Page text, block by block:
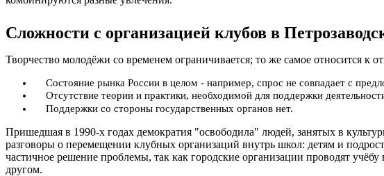
Сложности с организацией клубов в
Творчество молодёжи со временем ограничивается; то же самое относится к
Состояние рынка России в целом - например, спрос не совпадает с
Отсутствие теории и практики, необходимой для поддержки
Поддержки со стороны государственных органов нет.
Пришедшая в 1990-х годах демократия "освободила" людей, занятых в
разговоры о перемещении клубных организаций внутрь школ: детям и
частичное решение проблемы, так как городские организации проводят
другом.